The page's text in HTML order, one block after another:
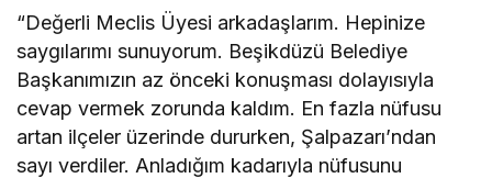
“Değerli Meclis Üyesi arkadaşlarım. Hepinize
saygılarımı sunuyorum. Beşikdüzü Belediye
Başkanımızın az önceki konuşması dolayısıyla
cevap vermek zorunda kaldım. En fazla nüfusu
artan ilçeler üzerinde dururken, Şalpazarı’ndan
sayı verdiler. Anladığım kadarıyla nüfusunu